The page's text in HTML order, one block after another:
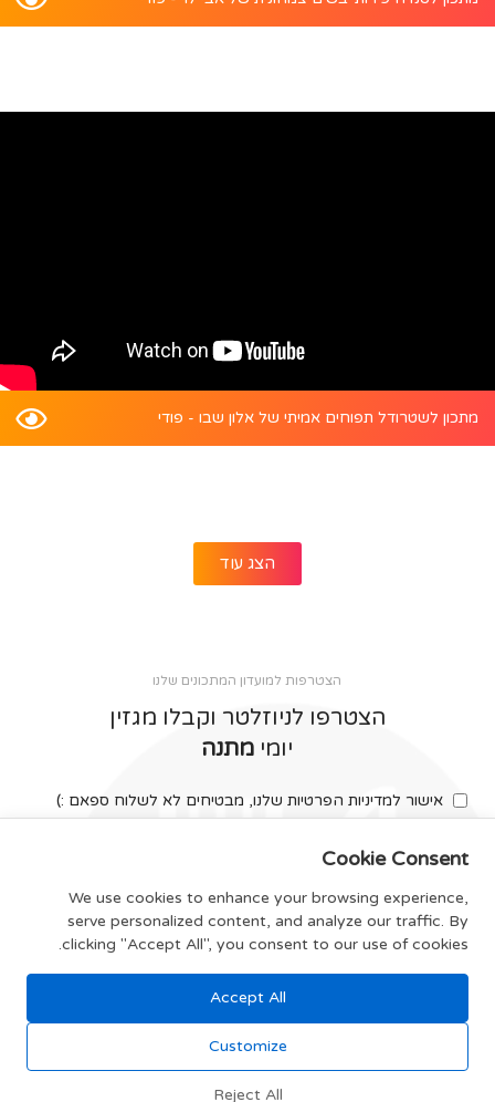
מתכון לשטרודל תפוחים אמיתי של אלון שבו - פודי
הצג עוד
הצטרפות למועדון המתכונים שלנו
הצטרפו לניוזלטר וקבלו מגזין
יומי מתנה
אישור למדיניות הפרטיות שלנו, מבטיחים לא לשלוח ספאם :)
צרפו אותי
תקנון האתר
Cookie Consent
We use cookies to enhance your browsing experience,
serve personalized content, and analyze our traffic. By
clicking "Accept All", you consent to our use of cookies.
Accept All
Customize
Reject All